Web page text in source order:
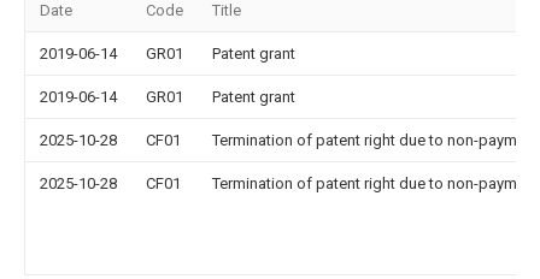
Date Code Title
2019-06-14 GR01 Patent grant
2019-06-14 GR01 Patent grant
2025-10-28 CF01 Termination of patent right due to non-
2025-10-28 CF01 Termination of patent right due to non-